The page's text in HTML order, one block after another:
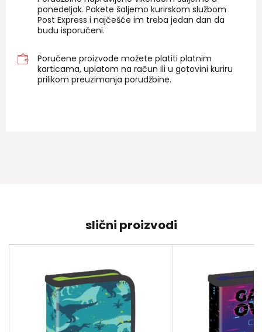
ponedeljak. Pakete šaljemo kurirskom službom
Post Express i najčešće im treba jedan dan da
budu isporučeni.
Poručene proizvode možete platiti platnim
karticama, uplatom na račun ili u gotovini kuriru
prilikom preuzimanja porudžbine.
slični proizvodi